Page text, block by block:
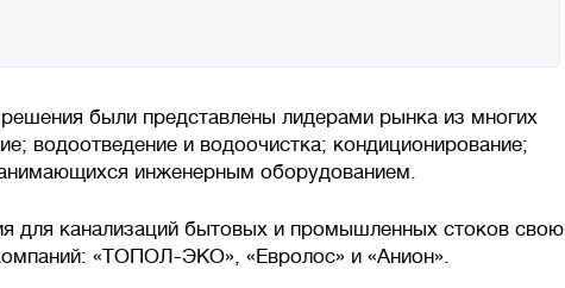
были представлены лидерами рынка из многих
водоотведение и водоочистка; кондиционирование;
инженерным оборудованием.
для канализаций бытовых и промышленных стоков свою
«ТОПОЛ-ЭКО», «Евролос» и «Анион».